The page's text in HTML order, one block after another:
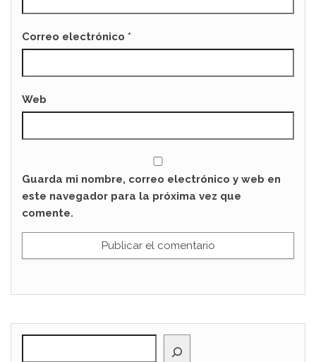
Correo electrónico *
Web
Guarda mi nombre, correo electrónico y web en
este navegador para la próxima vez que
comente.